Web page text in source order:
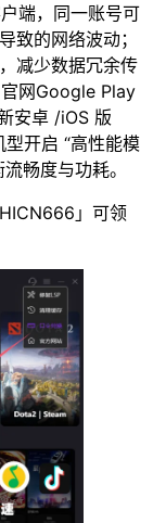
端，同一账号可
致的网络波动；
减少数据冗余传
网Google Play
安卓 /iOS 版
开启 “高性能模
畅度与功耗。
」可领